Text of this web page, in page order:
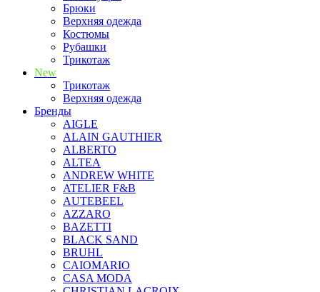
Брюки
Верхняя одежда
Костюмы
Рубашки
Трикотаж
New
Трикотаж
Верхняя одежда
Бренды
AIGLE
ALAIN GAUTHIER
ALBERTO
ALTEA
ANDREW WHITE
ATELIER F&B
AUTEBEEL
AZZARO
BAZETTI
BLACK SAND
BRUHL
CAIOMARIO
CASA MODA